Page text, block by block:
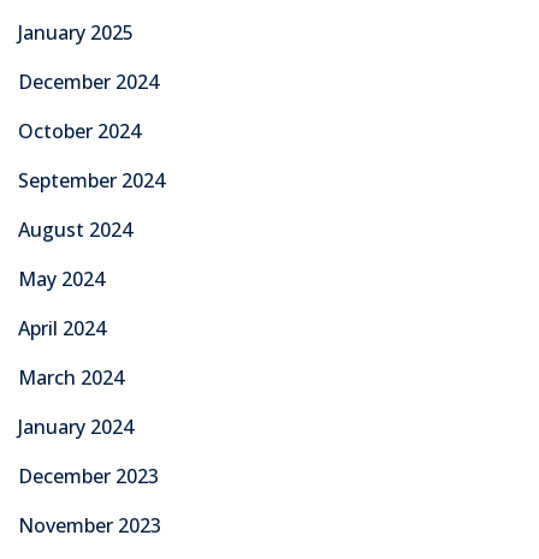
January 2025
December 2024
October 2024
September 2024
August 2024
May 2024
April 2024
March 2024
January 2024
December 2023
November 2023